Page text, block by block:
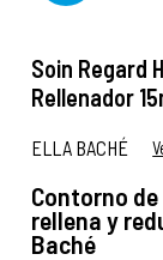
Soin Regard
Rellenador
ELLA BACHÉ
Contorno
rellena y
Baché